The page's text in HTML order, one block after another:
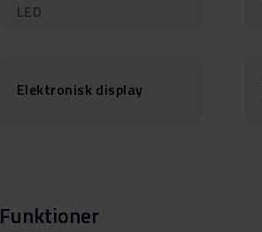
LED
Elektronisk display
Funktioner